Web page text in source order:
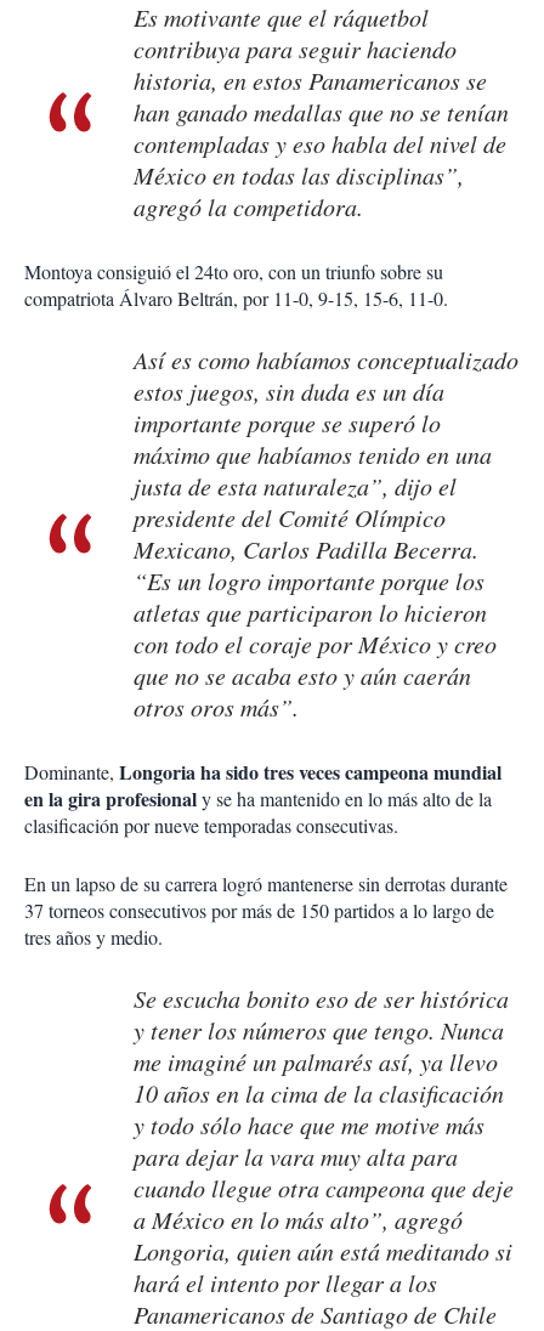
Es motivante que el ráquetbol
contribuya para seguir haciendo
historia, en estos Panamericanos se
han ganado medallas que no se tenían
contempladas y eso habla del nivel de
México en todas las disciplinas”,
agregó la competidora.
Montoya consiguió el 24to oro, con un triunfo sobre su
compatriota Álvaro Beltrán, por 11-0, 9-15, 15-6, 11-0.
Así es como habíamos conceptualizado
estos juegos, sin duda es un día
importante porque se superó lo
máximo que habíamos tenido en una
justa de esta naturaleza”, dijo el
presidente del Comité Olímpico
Mexicano, Carlos Padilla Becerra.
“Es un logro importante porque los
atletas que participaron lo hicieron
con todo el coraje por México y creo
que no se acaba esto y aún caerán
otros oros más”.
Dominante, Longoria ha sido tres veces campeona mundial
en la gira profesionaly se ha mantenido en lo más alto de la
clasificación por nueve temporadas consecutivas.
En un lapso de su carrera logró mantenerse sin derrotas durante
37 torneos consecutivos por más de 150 partidos a lo largo de
tres años y medio.
Se escucha bonito eso de ser histórica
y tener los números que tengo. Nunca
me imaginé un palmarés así, ya llevo
10 años en la cima de la clasificación
y todo sólo hace que me motive más
para dejar la vara muy alta para
cuando llegue otra campeona que deje
a México en lo más alto”, agregó
Longoria, quien aún está meditando si
hará el intento por llegar a los
Panamericanos de Santiago de Chile